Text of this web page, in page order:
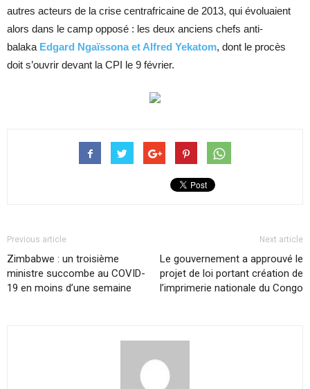
autres acteurs de la crise centrafricaine de 2013, qui évoluaient
alors dans le camp opposé : les deux anciens chefs anti-
balakaEdgard Ngaïssona et Alfred Yekatom, dont le procès
doit s’ouvrir devant la CPI le 9 février.
Previous article
Zimbabwe : un troisième
ministre succombe au COVID-
19 en moins d’une semaine
Next article
Le gouvernement a approuvé le
projet de loi portant création de
l’imprimerie nationale du Congo